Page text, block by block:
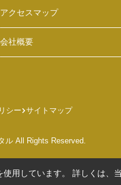
アクセスマップ
会社概要
シー サイトマップ
ル All Rights Reserved.
用しています。 詳しくは、